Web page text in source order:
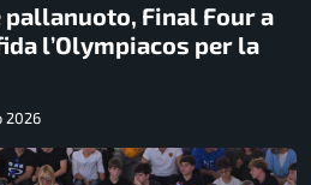
pallanuoto, Final Four a
l’Olympiacos per la
2026